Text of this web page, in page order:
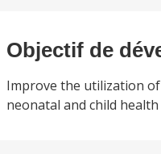
Objectif de
Improve the utilization
neonatal and child